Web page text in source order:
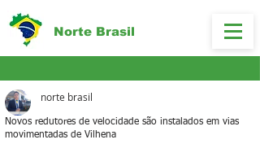
Norte Brasil
Novos redutores de velocidade são instalados em vias
movimentadas de Vilhena
norte brasil